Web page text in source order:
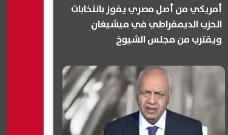
أمريكي من أصل مصري يفوز بانتخابات
الحزب الديمقراطي في ميشيغان
ويقترب من مجلس الشيوخ